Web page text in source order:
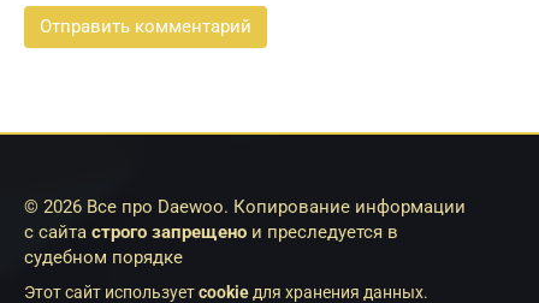
© 2026 Все про Daewoo. Копирование информации
с сайта строго запрещено и преследуется в
судебном порядке
Этот сайт используетcookie для хранения данных.